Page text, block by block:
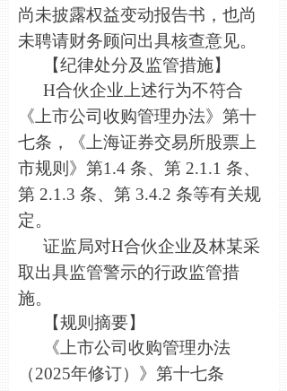
尚未披露权益变动报告书，也尚
未聘请财务顾问出具核查意见。
【纪律处分及监管措施】
H合伙企业上述行为不符合
《上市公司收购管理办法》第十
七条，《上海证券交易所股票上
市规则》第1.4 条、第 2.1.1 条、
第 2.1.3 条、第 3.4.2 条等有关规
定。
证监局对H合伙企业及林某采
取出具监管警示的行政监管措
施。
【规则摘要】
《上市公司收购管理办法
（2025年修订）》第十七条